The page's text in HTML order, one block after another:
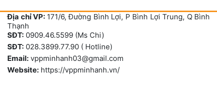
Địa chỉ VP: 171/6, Đường Bình Lợi, P Bình Lợi Trung, Q Bình
Thạnh
SĐT: 0909.46.5599 (Ms Chi)
SĐT: 028.3899.77.90 ( Hotline)
Email: vppminhanh03@gmail.com
Website: https://vppminhanh.vn/